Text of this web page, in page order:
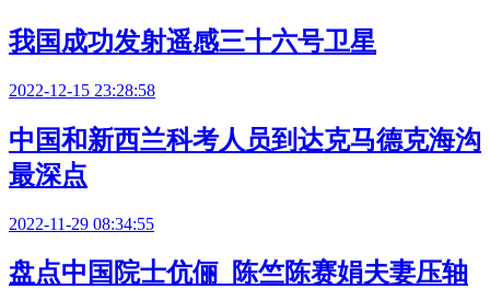
我国成功发射遥感三十六号卫星
2022-12-15 23:28:58
中国和新西兰科考人员到达克马德克海沟
最深点
2022-11-29 08:34:55
盘点中国院士伉俪 陈竺陈赛娟夫妻压轴